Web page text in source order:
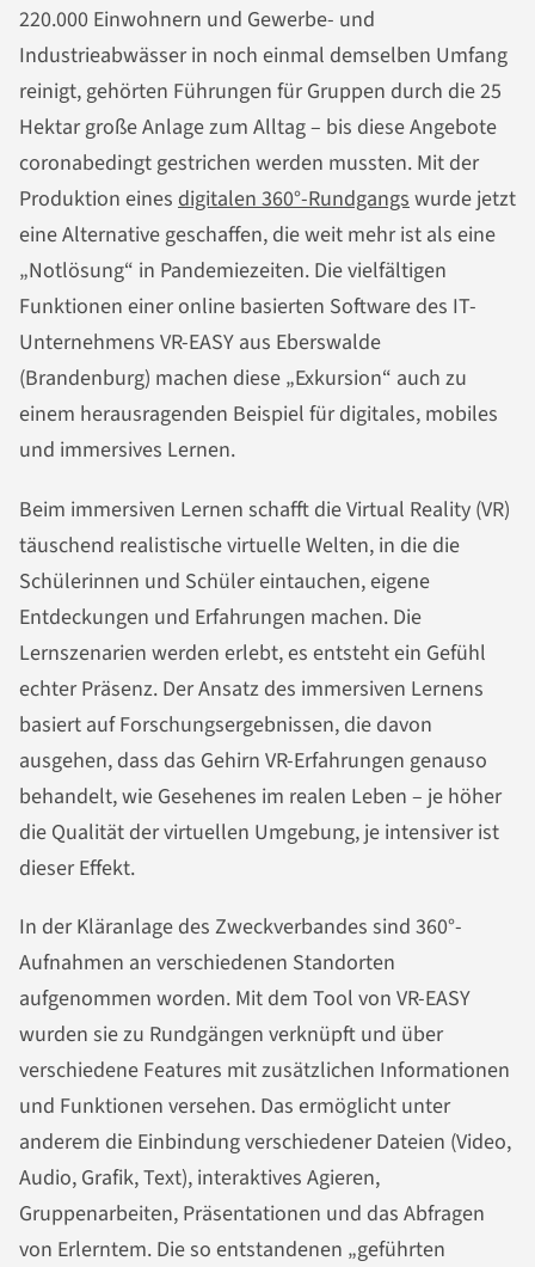
220.000 Einwohnern und Gewerbe- und
Industrieabwässer in noch einmal demselben Umfang
reinigt, gehörten Führungen für Gruppen durch die 25
Hektar große Anlage zum Alltag – bis diese Angebote
coronabedingt gestrichen werden mussten. Mit der
Produktion eines digitalen 360°-Rundgangs wurde jetzt
eine Alternative geschaffen, die weit mehr ist als eine
„Notlösung“ in Pandemiezeiten. Die vielfältigen
Funktionen einer online basierten Software des IT-
Unternehmens VR-EASY aus Eberswalde
(Brandenburg) machen diese „Exkursion“ auch zu
einem herausragenden Beispiel für digitales, mobiles
und immersives Lernen.
Beim immersiven Lernen schafft die Virtual Reality (VR)
täuschend realistische virtuelle Welten, in die die
Schülerinnen und Schüler eintauchen, eigene
Entdeckungen und Erfahrungen machen. Die
Lernszenarien werden erlebt, es entsteht ein Gefühl
echter Präsenz. Der Ansatz des immersiven Lernens
basiert auf Forschungsergebnissen, die davon
ausgehen, dass das Gehirn VR-Erfahrungen genauso
behandelt, wie Gesehenes im realen Leben – je höher
die Qualität der virtuellen Umgebung, je intensiver ist
dieser Effekt.
In der Kläranlage des Zweckverbandes sind 360°-
Aufnahmen an verschiedenen Standorten
aufgenommen worden. Mit dem Tool von VR-EASY
wurden sie zu Rundgängen verknüpft und über
verschiedene Features mit zusätzlichen Informationen
und Funktionen versehen. Das ermöglicht unter
anderem die Einbindung verschiedener Dateien (Video,
Audio, Grafik, Text), interaktives Agieren,
Gruppenarbeiten, Präsentationen und das Abfragen
von Erlerntem. Die so entstandenen „geführten